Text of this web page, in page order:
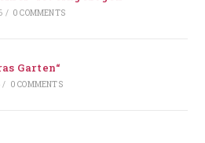
/ 0 COMMENTS
Garten“
/ 0 COMMENTS